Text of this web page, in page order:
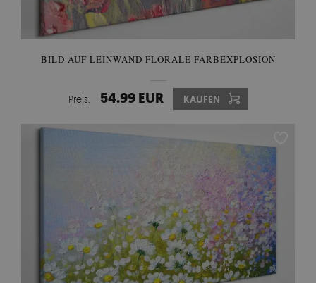
BILD AUF LEINWAND FLORALE FARBEXPLOSION
Preis: 54.99 EUR KAUFEN